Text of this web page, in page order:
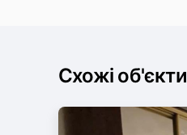
Схожі об'єкти